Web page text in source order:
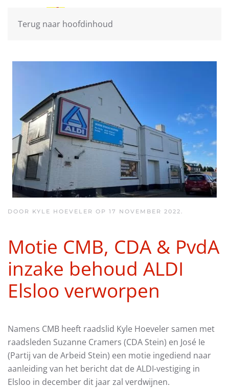
Terug naar hoofdinhoud
DOOR KYLE HOEVELER OP 17 NOVEMBER 2022.
Motie CMB, CDA & PvdA
inzake behoud ALDI
Elsloo verworpen
Namens CMB heeft raadslid Kyle Hoeveler samen met
raadsleden Suzanne Cramers (CDA Stein) en José Ie
(Partij van de Arbeid Stein) een motie ingediend naar
aanleiding van het bericht dat de ALDI-vestiging in
Elsloo in december dit jaar zal verdwijnen.